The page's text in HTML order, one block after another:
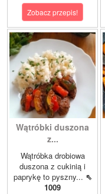
Zobacz przepis!
Wątróbki duszona
z...
Wątróbka drobiowa
duszona z cukinią i
paprykę to pyszny... ⇖
1009